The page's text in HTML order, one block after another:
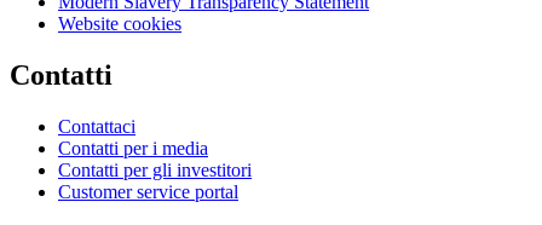
Website cookies
Contatti
Contattaci
Contatti per i media
Contatti per gli investitori
Customer service portal